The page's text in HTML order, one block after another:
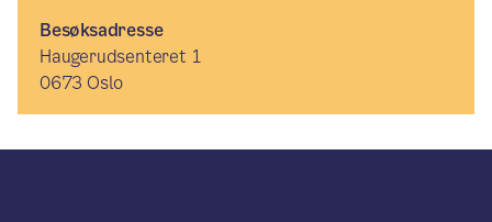
Besøksadresse
Haugerudsenteret 1
0673 Oslo